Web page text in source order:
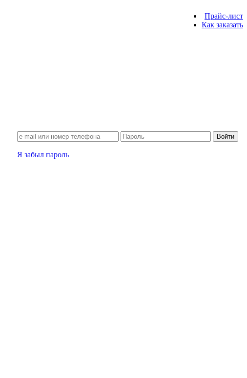
Прайс-лист
Как заказать
Войти
Я забыл пароль